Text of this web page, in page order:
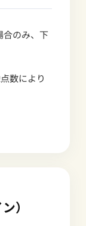
合のみ、下
数により
）